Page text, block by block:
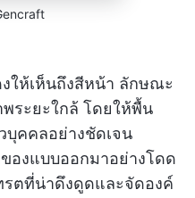
ให้เห็นถึงสีหน้า ลักษณะ
ระยะใกล้ โดยให้พื้น
บุคคลอย่างชัดเจน
องแบบออกมาอย่างโดด
รตที่น่าดึงดูดและจัดองค์